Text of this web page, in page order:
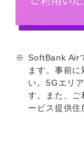
※ SoftBank Air
ます。事前に
い。5Gエリ
す。また、
ービス提供住